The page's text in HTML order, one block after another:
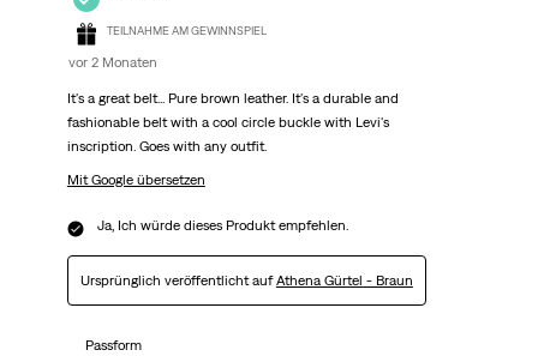
TEILNAHME AM GEWINNSPIEL
vor 2 Monaten
It's a great belt... Pure brown leather. It's a durable and
fashionable belt with a cool circle buckle with Levi's
inscription. Goes with any outfit.
Mit Google übersetzen
Ja, Ich würde dieses Produkt empfehlen.
Ursprünglich veröffentlicht aufAthena Gürtel - Braun
Passform